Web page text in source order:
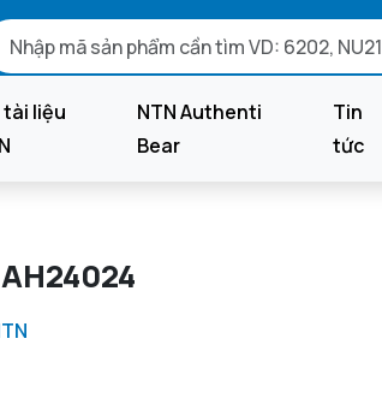
tài liệu
NTN Authenti
Bear
Tin
tức